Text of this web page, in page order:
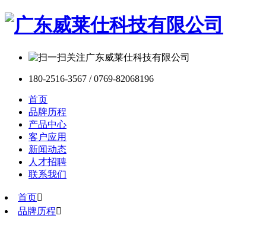
180-2516-3567 / 0769-82068196
首页
品牌历程
产品中心
客户应用
新闻动态
人才招聘
联系我们
首页
品牌历程